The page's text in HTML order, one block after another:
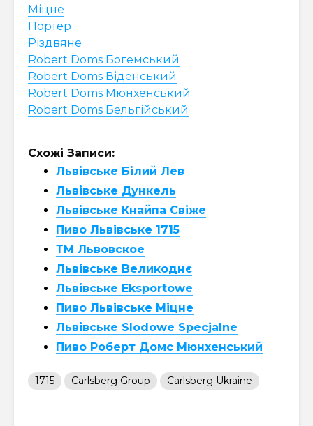
Міцне
Портер
Різдвяне
Robert Doms Богемський
Robert Doms Віденський
Robert Doms Мюнхенський
Robert Doms Бельгійський
Схожі Записи:
Львівське Білий Лев
Львівське Дункель
Львівське Кнайпа Свіже
Пиво Львівське 1715
ТМ Львовское
Львівське Великоднє
Львівське Eksportowe
Пиво Львівське Міцне
Львівське Slodowe Specjalne
Пиво Роберт Домс Мюнхенський
1715 Carlsberg Group Carlsberg Ukraine